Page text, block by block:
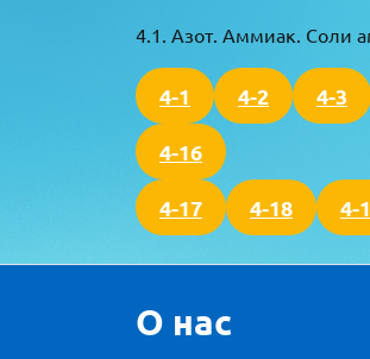
4.1. Азот. Аммиак. Соли
4-1 4-2 4-3
4-16
4-17 4-18 4-
О нас